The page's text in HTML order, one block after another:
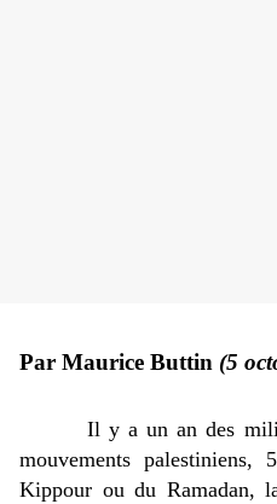
Par Maurice Buttin (5
Il y a un an des
mouvements
Kippour ou du Ramadan,